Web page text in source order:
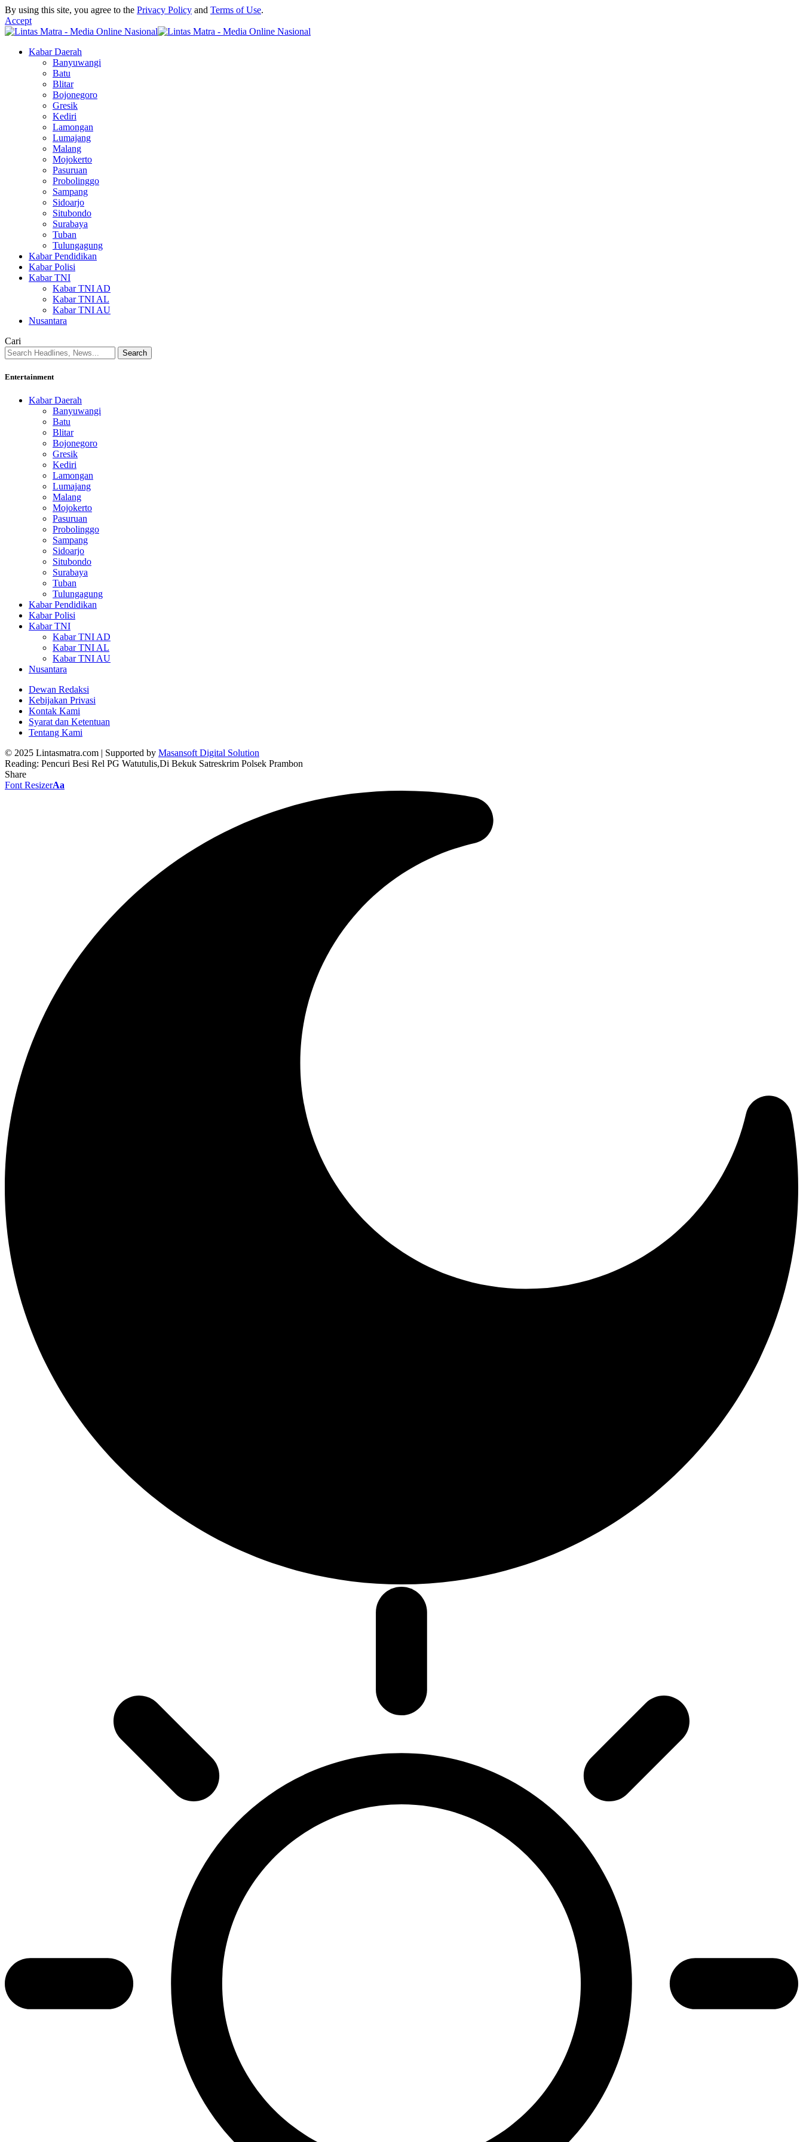
By using this site, you agree to the Privacy Policy and Terms of Use.
Accept
Kabar Daerah
Banyuwangi
Batu
Blitar
Bojonegoro
Gresik
Kediri
Lamongan
Lumajang
Malang
Mojokerto
Pasuruan
Probolinggo
Sampang
Sidoarjo
Situbondo
Surabaya
Tuban
Tulungagung
Kabar Pendidikan
Kabar Polisi
Kabar TNI
Kabar TNI AD
Kabar TNI AL
Kabar TNI AU
Nusantara
Cari
Entertainment
Kabar Daerah
Banyuwangi
Batu
Blitar
Bojonegoro
Gresik
Kediri
Lamongan
Lumajang
Malang
Mojokerto
Pasuruan
Probolinggo
Sampang
Sidoarjo
Situbondo
Surabaya
Tuban
Tulungagung
Kabar Pendidikan
Kabar Polisi
Kabar TNI
Kabar TNI AD
Kabar TNI AL
Kabar TNI AU
Nusantara
Dewan Redaksi
Kebijakan Privasi
Kontak Kami
Syarat dan Ketentuan
Tentang Kami
© 2025 Lintasmatra.com | Supported by Masansoft Digital Solution
Reading: Pencuri Besi Rel PG Watutulis,Di Bekuk Satreskrim Polsek Prambon
Share
Font ResizerAa